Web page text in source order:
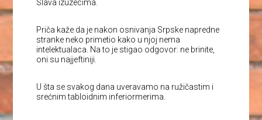
Slava izuzecima.
Priča kaže da je nakon osnivanja Srpske napredne
stranke neko primetio kako u njoj nema
intelektualaca. Na to je stigao odgovor: ne brinite,
oni su najjeftiniji.
U šta se svakog dana uveravamo na ružičastim i
srećnim tabloidnim inferiormerima.